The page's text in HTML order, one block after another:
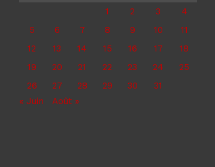
1
2 3
4
5
6 7 8 9 10
11
12
13 14 15 16 17
18
19
20 21 22 23 24
25
26
27 28 29 30
31
« Juin
Août »